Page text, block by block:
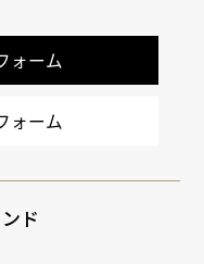
ォーム
ォーム
ド